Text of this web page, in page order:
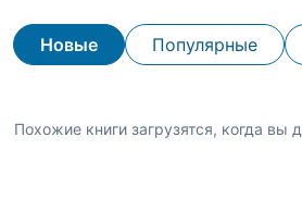
Новые Популярные
Похожие книги загрузятся, когда вы